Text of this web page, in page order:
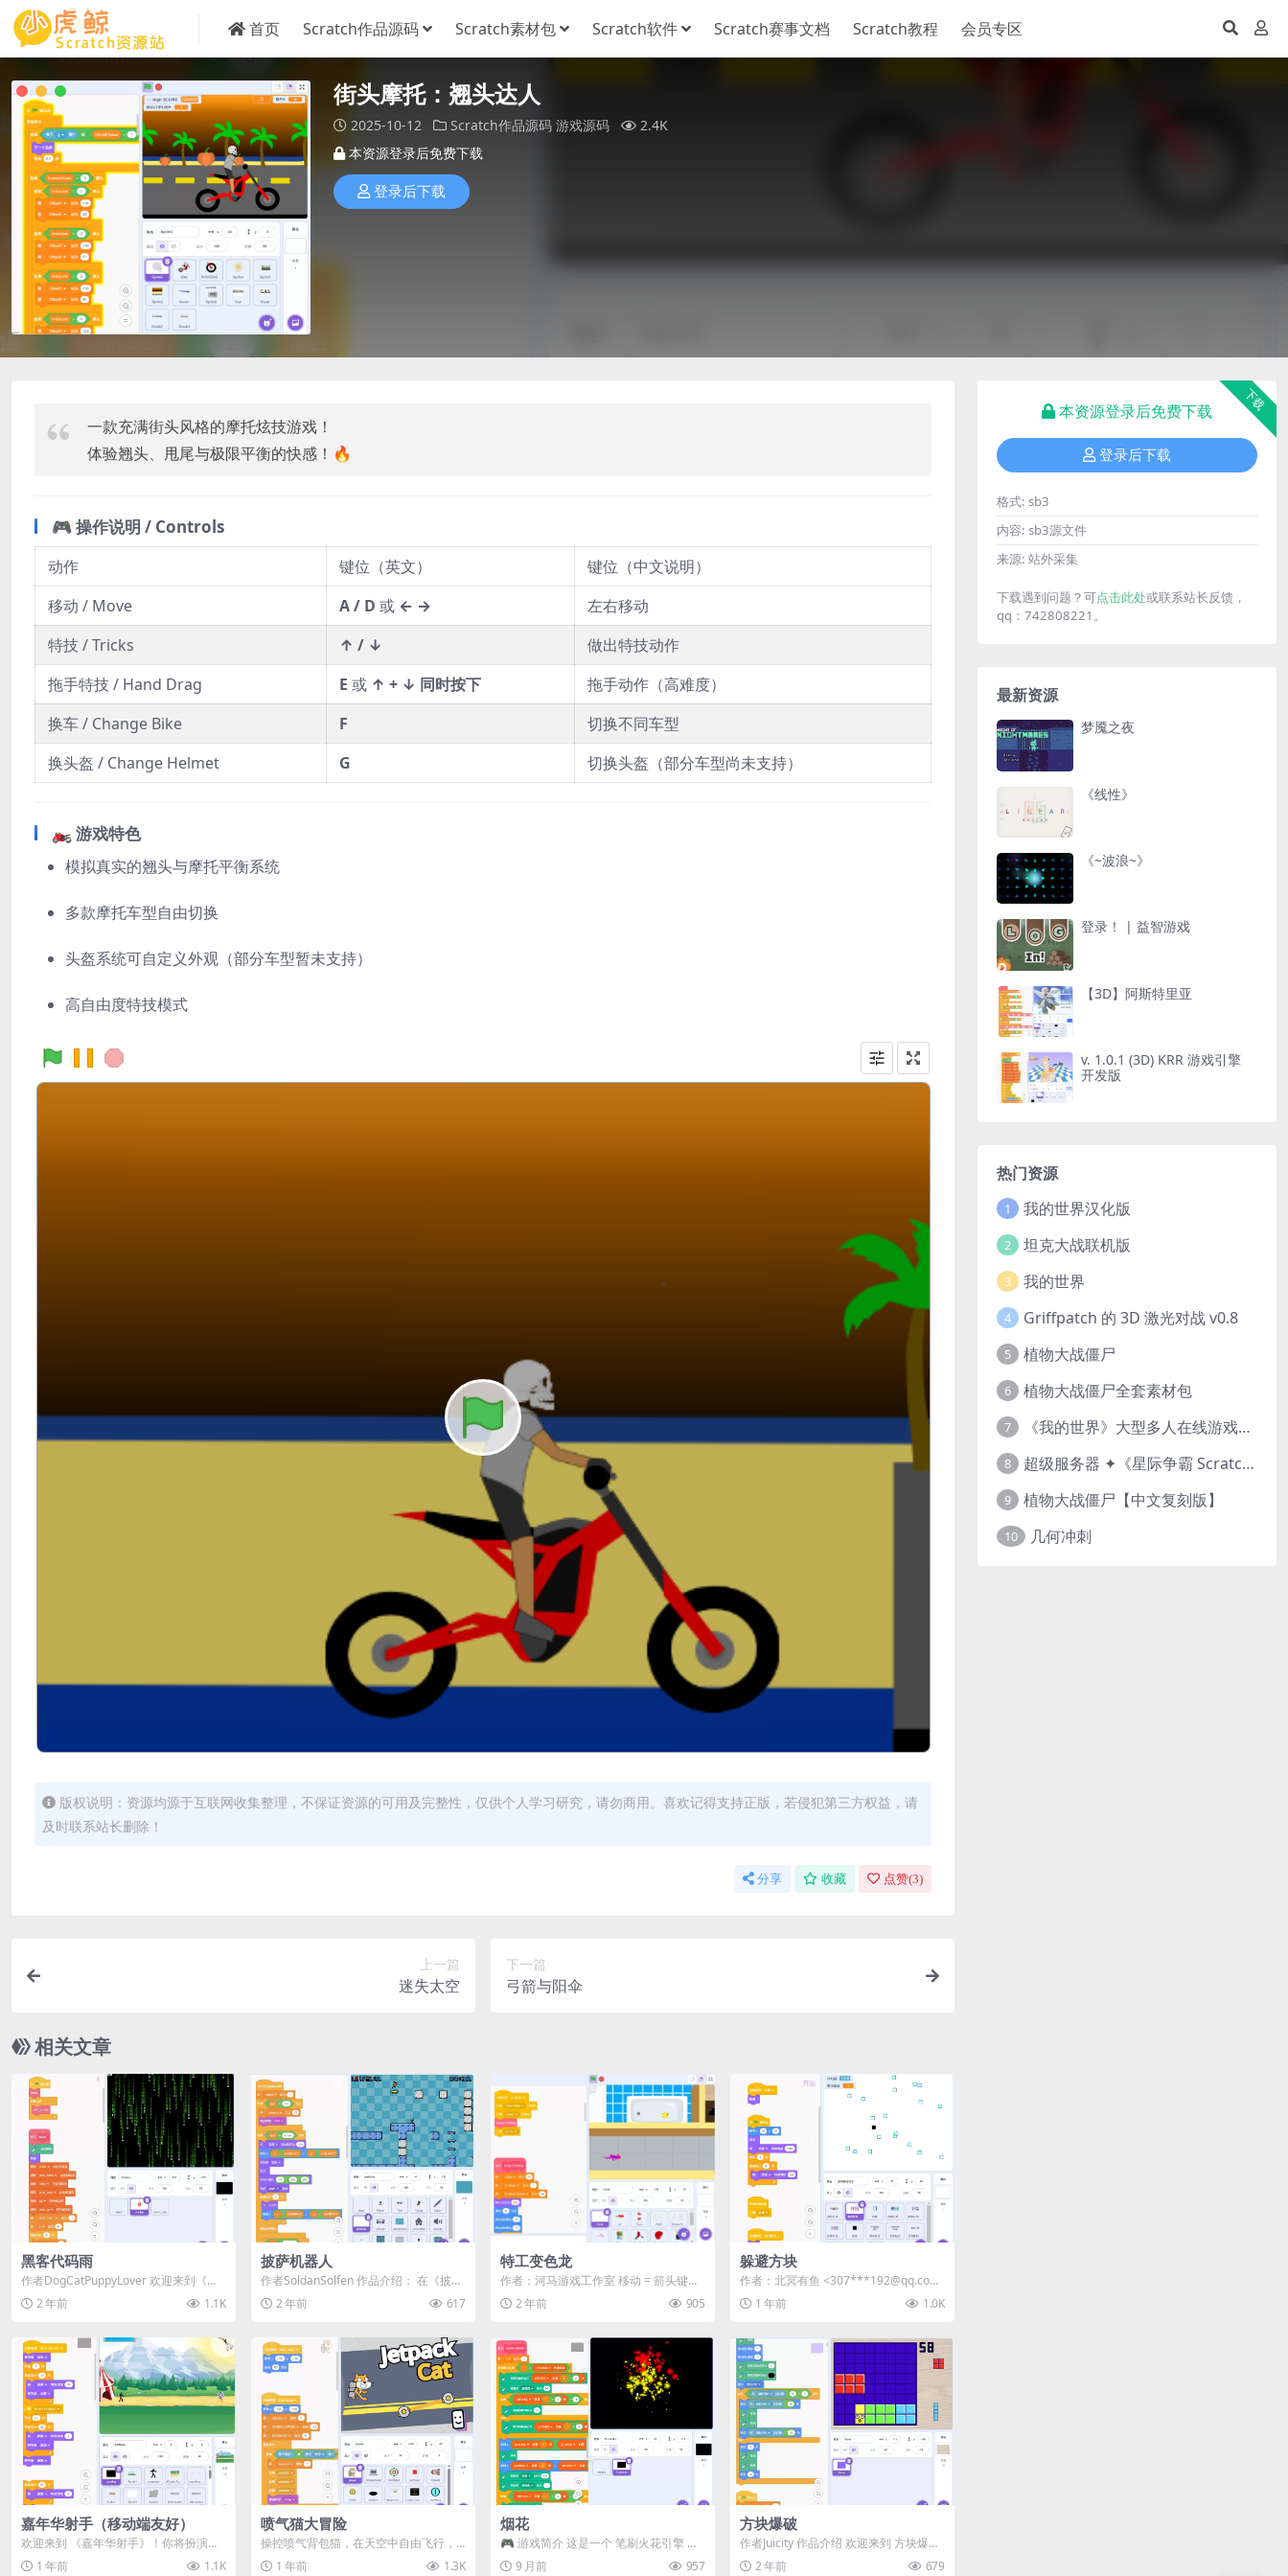
首页 Scratch作品源码 Scratch素材包 Scratch软件 Scratch赛事文档 Scratch教程 会员专区
街头摩托：翘头达人
2025-10-12 Scratch作品源码 游戏源码
2.4K
本资源登录后免费下载
登录后下载
一款充满街头风格的摩托炫技游戏！
体验翘头、甩尾与极限平衡的快感！🔥
🎮 操作说明 / Controls
动作 键位（英文）
键位（中文说明）
移动 / Move
A / D 或 ← →
左右移动
特技 / Tricks
↑ / ↓
做出特技动作
拖手特技 / Hand Drag
E 或 ↑ + ↓ 同时按下
拖手动作（高难度）
换车 / Change Bike
F
切换不同车型
换头盔 / Change Helmet
G 切换头盔（部分车型尚未支持）
🏍️ 游戏特色
模拟真实的翘头与摩托平衡系统
多款摩托车型自由切换
头盔系统可自定义外观（部分车型暂未支持）
高自由度特技模式
版权说明：资源均源于互联网收集整理，不保证资源的可用及完整性，仅供个人学习研究，请勿商用。喜欢记得支持正版，若侵犯第三方权益，请
及时联系站长删除！
分享 收藏 点赞(3)
上一篇
迷失太空
下一篇
弓箭与阳伞
相关文章
黑客代码雨
作者DogCatPuppyLover 欢迎来到《黑
客代码雨》的世界，一个全RGB...
2 年前 1.1K
披萨机器人
作者SoldanSolfen 作品介绍： 在《披萨
机器人》中，你将扮演一个失去了...
2 年前 617
特工变色龙
作者：河马游戏工作室 移动 = 箭头键或
WASD 动作 = 空格键或 Z 或零...
2 年前 905
躲避方块
作者：北冥有鱼 <307***192@qq.com
> | 站内用户投...
1 年前 1.0K
嘉年华射手（移动端友好）
欢迎来到 《嘉年华射手》！你将扮演一
名弓箭手，在欢乐的嘉年华中不断射击
靶心，挑战...
1 年前 1.1K
喷气猫大冒险
操控喷气背包猫，在天空中自由飞行，
探索 4 个不同区域，躲避激光，收集金
币！ 🎮...
1 年前 1.3K
烟花
🎮 游戏简介 这是一个 笔刷火花引擎 的
演示！点击鼠标即可从光标位置创建闪
亮的火...
9 月前 957
方块爆破
作者Juicity 作品介绍 欢迎来到 方块爆
破！拖动方块到网格上，创建直线以获...
2 年前 679
下载
本资源登录后免费下载
登录后下载
格式: sb3
内容: sb3源文件
来源: 站外采集
下载遇到问题？可点击此处或联系站长反馈，
qq：742808221。
最新资源
梦魇之夜
《线性》
《~波浪~》
登录！ | 益智游戏
【3D】阿斯特里亚
v. 1.0.1 (3D) KRR 游戏引擎
开发版
热门资源
1 我的世界汉化版
2 坦克大战联机版
3 我的世界
4 Griffpatch 的 3D 激光对战 v0.8
5 植物大战僵尸
6 植物大战僵尸全套素材包
7 《我的世界》大型多人在线游戏（MMO）v1.7
8 超级服务器 ✦《星际争霸 Scratch（经典版本）》
9 植物大战僵尸【中文复刻版】
10 几何冲刺